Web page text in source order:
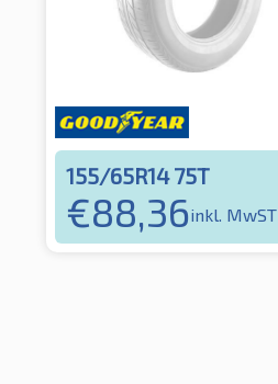
155/65R14 75T
€88,36inkl. MwST